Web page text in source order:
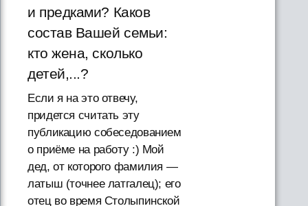
и предками? Каков
состав Вашей семьи:
кто жена, сколько
детей,...?
Если я на это отвечу,
придется считать эту
публикацию собеседованием
о приёме на работу :) Мой
дед, от которого фамилия —
латыш (точнее латгалец); его
отец во время Столыпинской